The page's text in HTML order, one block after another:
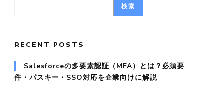
検索
RECENT POSTS
Salesforceの多要素認証（MFA）とは？必須要
件・パスキー・SSO対応を企業向けに解説